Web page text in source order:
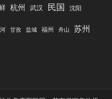
杭州 武汉 民国 沈阳
甘孜 盐城 福州 舟山 苏州